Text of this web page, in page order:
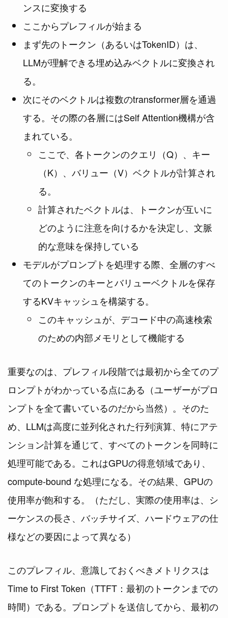
ンスに変換する
ここからプレフィルが始まる
まず先のトークン（あるいはTokenID）は、
LLMが理解できる埋め込みベクトルに変換され
る。
次にそのベクトルは複数のtransformer層を通過
する。その際の各層にはSelf Attention機構が含
まれている。
ここで、各トークンのクエリ（Q）、キー
（K）、バリュー（V）ベクトルが計算され
る。
計算されたベクトルは、トークンが互いに
どのように注意を向けるかを決定し、文脈
的な意味を保持している
モデルがプロンプトを処理する際、全層のすべ
てのトークンのキーとバリューベクトルを保存
するKVキャッシュを構築する。
このキャッシュが、デコード中の高速検索
のための内部メモリとして機能する
重要なのは、プレフィル段階では最初から全てのプ
ロンプトがわかっている点にある（ユーザーがプロ
ンプトを全て書いているのだから当然）。そのた
め、LLMは高度に並列化された行列演算、特にアテ
ンション計算を通じて、すべてのトークンを同時に
処理可能である。これはGPUの得意領域であり、
compute-bound な処理になる。その結果、GPUの
使用率が飽和する。（ただし、実際の使用率は、シ
ーケンスの長さ、バッチサイズ、ハードウェアの仕
様などの要因によって異なる）
このプレフィル、意識しておくべきメトリクスは
Time to First Token（TTFT：最初のトークンまでの
時間）である。プロンプトを送信してから、最初の